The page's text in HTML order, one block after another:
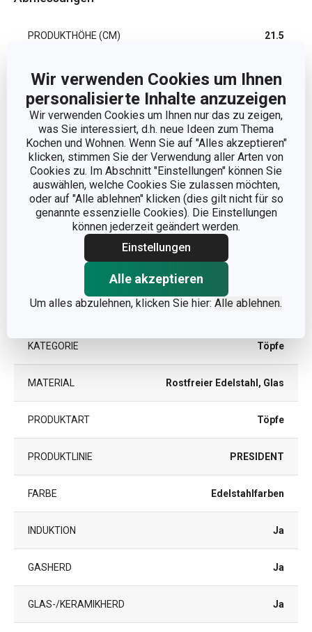
Wir verwenden Cookies um Ihnen
personalisierte Inhalte anzuzeigen
Wir verwenden Cookies um Ihnen nur das zu zeigen,
was Sie interessiert, d.h. neue Ideen zum Thema
Kochen und Wohnen. Wenn Sie auf "Alles akzeptieren"
klicken, stimmen Sie der Verwendung aller Arten von
Cookies zu. Im Abschnitt "Einstellungen" können Sie
auswählen, welche Cookies Sie zulassen möchten,
oder auf "Alle ablehnen" klicken (dies gilt nicht für so
genannte essenzielle Cookies). Die Einstellungen
können jederzeit geändert werden.
Einstellungen
Alle akzeptieren
Um alles abzulehnen, klicken Sie hier: Alle ablehnen.
PRODUKTHÖHE (CM) 21.5
VOLUMEN (L)
PRODUKTLÄNGE (CM) 32.5
DURCHMESSER (CM) 24
DURCHMESSER DES INDUKTIONSBODENS (CM) 23
Andere Parameter
DETAILS Mit Abgießdeckel
KATEGORIE Töpfe
MATERIAL Rostfreier Edelstahl, Glas
PRODUKTART Töpfe
PRODUKTLINIE PRESIDENT
FARBE Edelstahlfarben
INDUKTION Ja
GASHERD Ja
GLAS-/KERAMIKHERD Ja